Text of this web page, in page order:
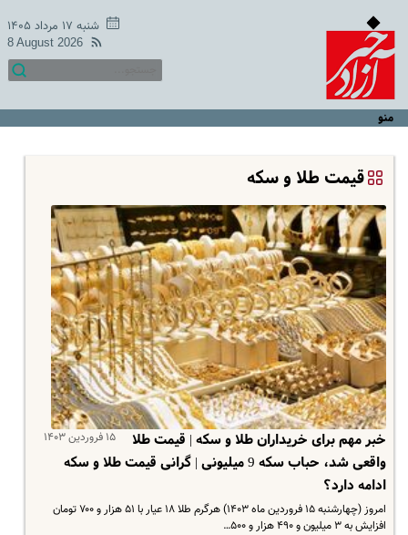
شنبه ۱۷ مرداد ۱۴۰۵
8 August 2026
منو
قیمت طلا و سکه
۱۵ فروردین ۱۴۰۳
خبر مهم برای خریداران طلا و سکه | قیمت طلا
واقعی شد، حباب سکه 9 میلیونی | گرانی قیمت طلا و سکه
ادامه دارد؟
امروز (چهارشنبه ۱۵ فروردین ماه ۱۴۰۳) هرگرم طلا ۱۸ عیار با ۵۱ هزار و ۷۰۰ تومان
افزایش به ۳ میلیون و ۴۹۰ هزار و ۵۰۰…